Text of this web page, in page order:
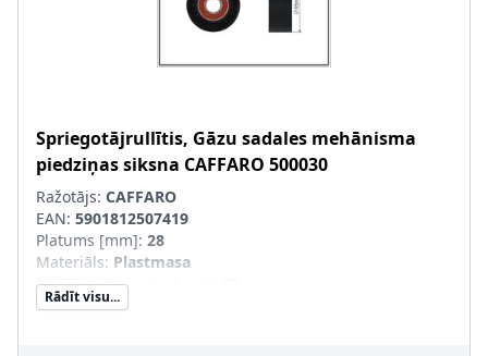
Spriegotājrullītis, Gāzu sadales mehānisma
piedziņas siksna CAFFARO 500030
Ražotājs: CAFFARO
EAN: 5901812507419
Platums [mm]: 28
Materiāls: Plastmasa
Iekšējais diametrs [mm]
Ārējais diametrs [mm]
Rādīt visu...